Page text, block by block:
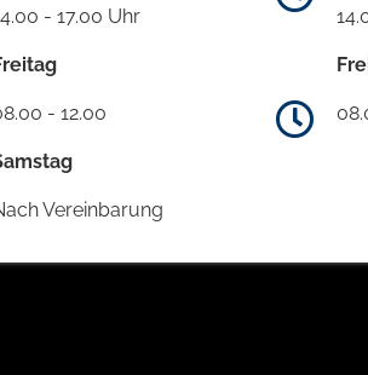
- 17.00 Uhr
- 12.00
Vereinbarung